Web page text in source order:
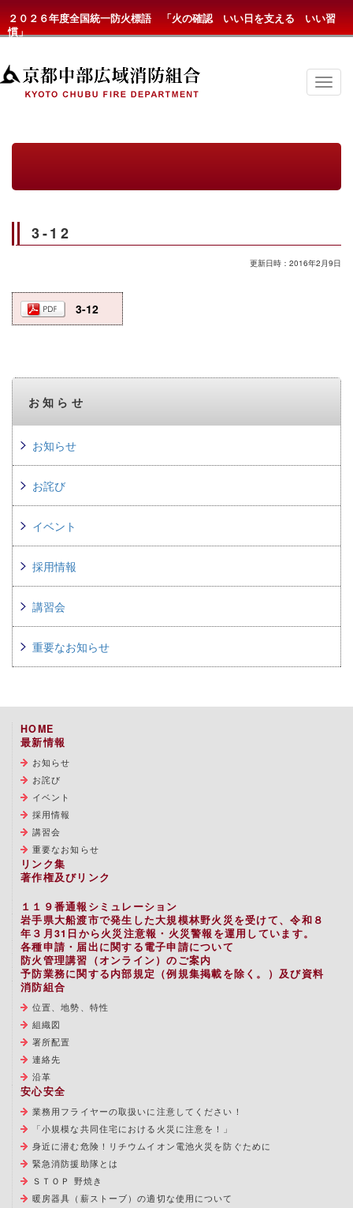
２０２６年度全国統一防火標語 「火の確認 いい日を支える いい習
慣」
京
都
組
ニ
ュ
ー
3-12
更新日時：2016年2月9日
3-12
お知らせ
お知らせ
お詫び
イベント
採用情報
講習会
重要なお知らせ
HOME
最新情報
お知らせ
お詫び
イベント
採用情報
講習会
重要なお知らせ
リンク集
著作権及びリンク
１１９番通報シミュレーション
岩手県大船渡市で発生した大規模林野火災を受けて、令和８
年３月31日から火災注意報・火災警報を運用しています。
各種申請・届出に関する電子申請について
防火管理講習（オンライン）のご案内
予防業務に関する内部規定（例規集掲載を除く。）及び資料
消防組合
位置、地勢、特性
組織図
署所配置
連絡先
沿革
安心安全
業務用フライヤーの取扱いに注意してください！
「小規模な共同住宅における火災に注意を！」
身近に潜む危険！リチウムイオン電池火災を防ぐために
緊急消防援助隊とは
ＳＴＯＰ 野焼き
暖房器具（薪ストーブ）の適切な使用について